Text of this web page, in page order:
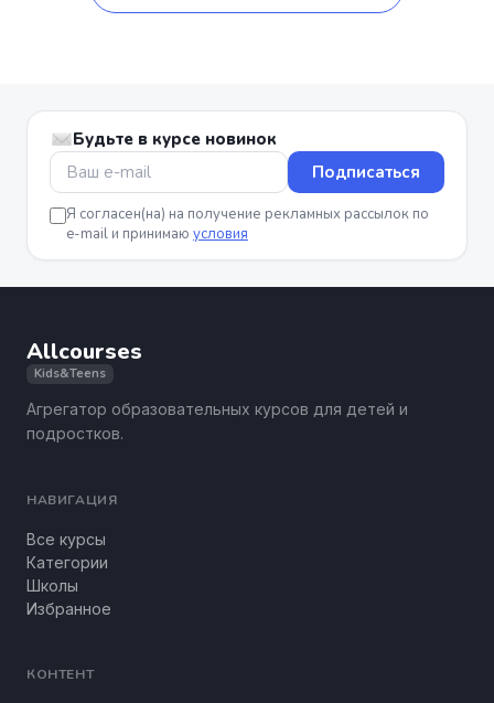
Будьте в курсе новинок
Подписаться
Я согласен(на) на получение рекламных рассылок по
e-mail и принимаю условия
Allcourses
Kids&Teens
Агрегатор образовательных курсов для детей и
подростков.
НАВИГАЦИЯ
Все курсы
Категории
Школы
Избранное
КОНТЕНТ